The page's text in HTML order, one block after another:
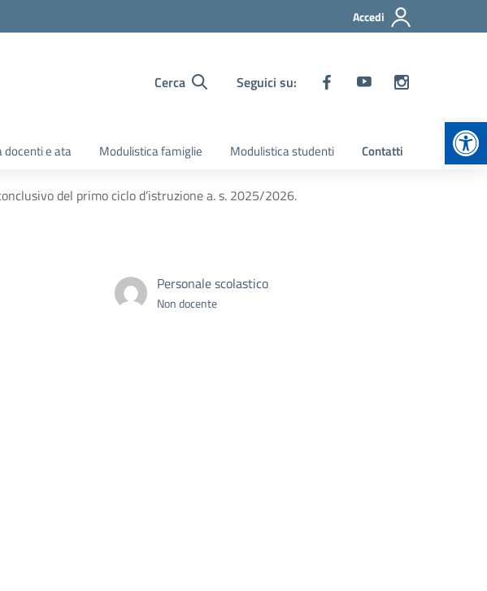
Accedi
Cerca Seguici su:
docenti e ata Modulistica famiglie Modulistica studenti Contatti
del primo ciclo d’istruzione a. s. 2025/2026.
Personale scolastico
Non docente